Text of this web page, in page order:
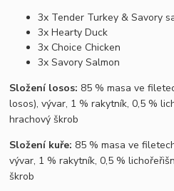
3x Tender Turkey & Savory
3x Hearty Duck
3x Choice Chicken
3x Savory Salmon
Složení losos: 85 % masa ve
losos), vývar, 1 % rakytník, 0,5 %
hrachový škrob
Složení kuře: 85 % masa ve
vývar, 1 % rakytník, 0,5 %
škrob